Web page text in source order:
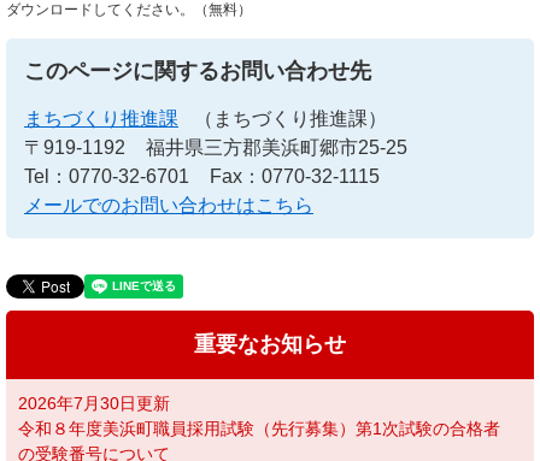
ダウンロードしてください。（無料）
このページに関するお問い合わせ先
まちづくり推進課
（まちづくり推進課）
〒919-1192
福井県三方郡美浜町郷市25-25
Tel：0770-32-6701
Fax：0770-32-1115
メールでのお問い合わせはこちら
重要なお知らせ
2026年7月30日更新
令和８年度美浜町職員採用試験（先行募集）第1次試験の合格者
の受験番号について